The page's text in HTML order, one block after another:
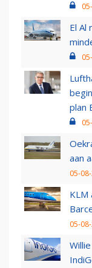
El Al
plan
aan
05-
KLM
05-